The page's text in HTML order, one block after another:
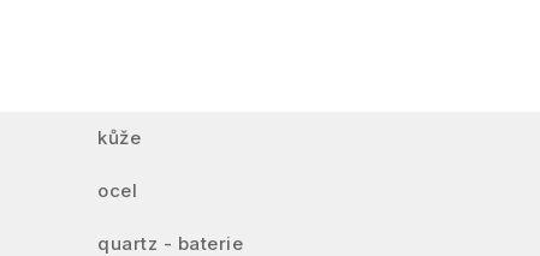
kůže
ocel
quartz - baterie